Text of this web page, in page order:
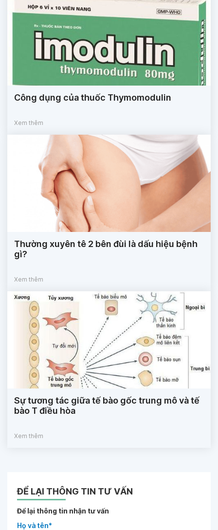
Công dụng của thuốc Thymomodulin
Xem thêm
Thường xuyên tê 2 bên đùi là dấu hiệu bệnh
gì?
Xem thêm
Sự tương tác giữa tế bào gốc trung mô và tế
bào T điều hòa
Xem thêm
ĐỂ LẠI THÔNG TIN TƯ VẤN
Để lại thông tin nhận tư vấn
Họ và tên*